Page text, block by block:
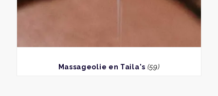
BEKIJKMassageolie en Taila's (59)